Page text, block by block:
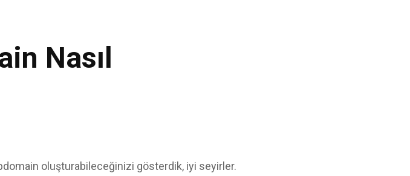
Nasıl
oluşturabileceğinizi gösterdik, iyi seyirler.